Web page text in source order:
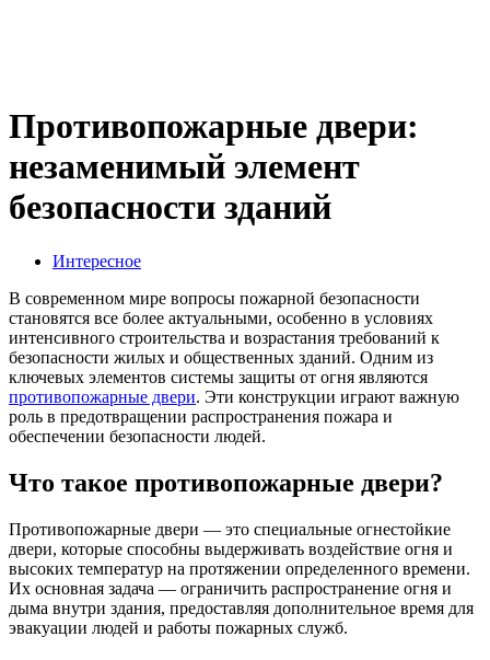
Противопожарные двери:
незаменимый элемент
безопасности зданий
Интересное
В современном мире вопросы пожарной безопасности
становятся все более актуальными, особенно в условиях
интенсивного строительства и возрастания требований к
безопасности жилых и общественных зданий. Одним из
ключевых элементов системы защиты от огня являются
противопожарные двери. Эти конструкции играют важную
роль в предотвращении распространения пожара и
обеспечении безопасности людей.
Что такое противопожарные двери?
Противопожарные двери — это специальные огнестойкие
двери, которые способны выдерживать воздействие огня и
высоких температур на протяжении определенного времени.
Их основная задача — ограничить распространение огня и
дыма внутри здания, предоставляя дополнительное время для
эвакуации людей и работы пожарных служб.